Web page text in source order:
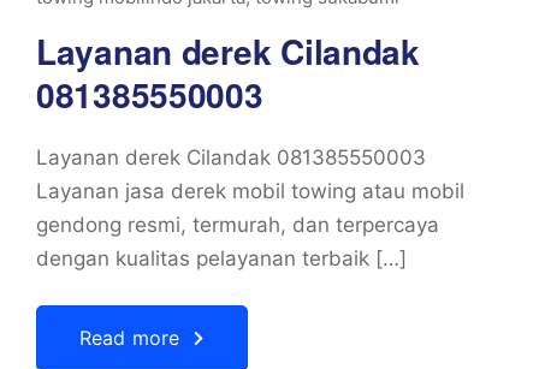
Layanan derek Cilandak
081385550003
Layanan derek Cilandak 081385550003
Layanan jasa derek mobil towing atau mobil
gendong resmi, termurah, dan terpercaya
dengan kualitas pelayanan terbaik […]
Read more